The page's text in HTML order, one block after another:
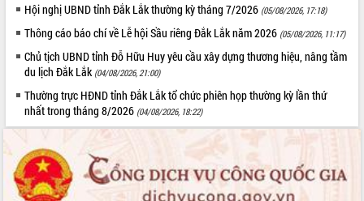
Hội nghị UBND tỉnh Đắk Lắk thường kỳ tháng 7/2026 (05/08/2026, 17:18)
Thông cáo báo chí về Lễ hội Sầu riêng Đắk Lắk năm 2026 (05/08/2026, 11:17)
Chủ tịch UBND tỉnh Đỗ Hữu Huy yêu cầu xây dựng thương hiệu, nâng tầm
du lịch Đắk Lắk (04/08/2026, 21:00)
Thường trực HĐND tỉnh Đắk Lắk tổ chức phiên họp thường kỳ lần thứ
nhất trong tháng 8/2026 (04/08/2026, 18:22)